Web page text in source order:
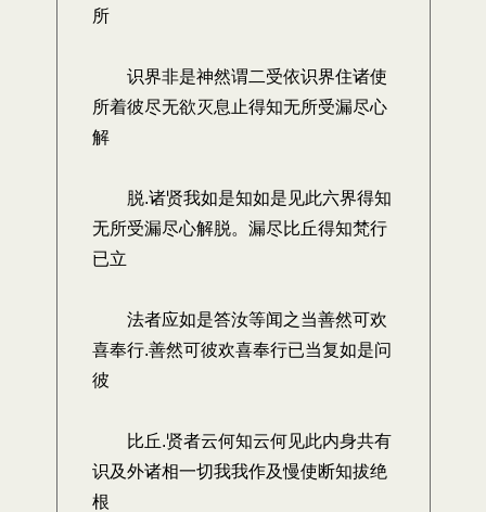
所
识界非是神然谓二受依识界住诸使
所着彼尽无欲灭息止得知无所受漏尽心
解
脱.诸贤我如是知如是见此六界得知
无所受漏尽心解脱。漏尽比丘得知梵行
已立
法者应如是答汝等闻之当善然可欢
喜奉行.善然可彼欢喜奉行已当复如是问
彼
比丘.贤者云何知云何见此内身共有
识及外诸相一切我我作及慢使断知拔绝
根